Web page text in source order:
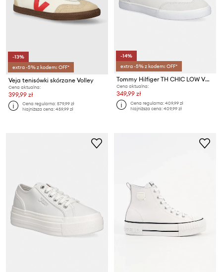
-13%
extra -5% z kodem: OFF*
Veja tenisówki skórzane Volley
Cena aktualna:
399,99 zł
Cena regularna:579,99 zł
Najniższa cena:459,99 zł
-14%
extra -5% z kodem: OFF*
Tommy Hilfiger TH CHIC LOW VULC tenisówki damskie skórzane
Cena aktualna:
349,99 zł
Cena regularna:409,99 zł
Najniższa cena:409,99 zł